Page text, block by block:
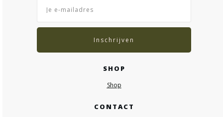
Inschrijven
SHOP
Shop
CONTACT